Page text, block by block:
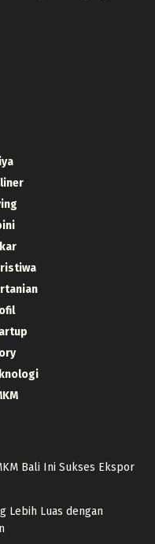
Bali Ini Sukses Ekspor
Lebih Luas dengan